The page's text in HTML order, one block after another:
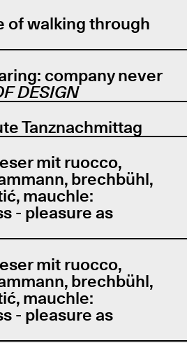
of walking through
company never
DESIGN
Tanznachmittag
mit ruocco,
brechbühl,
mauchle:
- pleasure as
mit ruocco,
brechbühl,
mauchle:
- pleasure as